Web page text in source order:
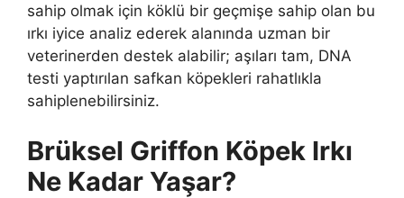
sahip olmak için köklü bir geçmişe sahip olan bu
ırkı iyice analiz ederek alanında uzman bir
veterinerden destek alabilir; aşıları tam, DNA
testi yaptırılan safkan köpekleri rahatlıkla
sahiplenebilirsiniz.
Brüksel Griffon Köpek Irkı
Ne Kadar Yaşar?